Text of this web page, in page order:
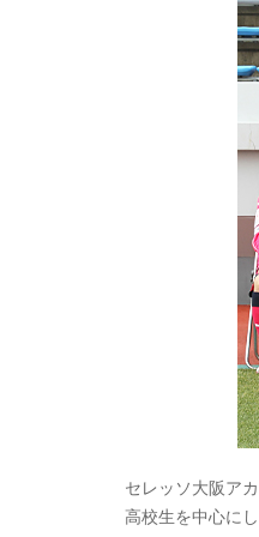
セレッソ大阪ア
高校生を中心に